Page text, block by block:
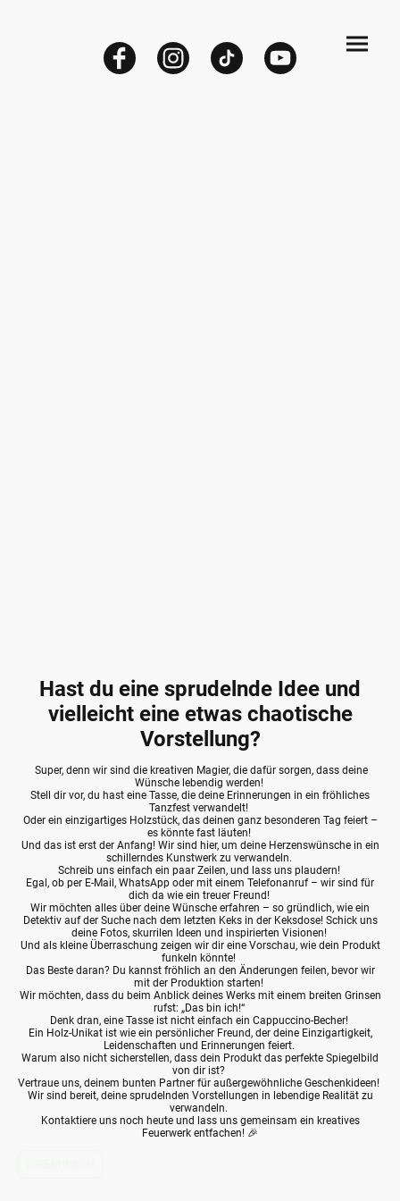
Hast du eine sprudelnde Idee und
vielleicht eine etwas chaotische
Vorstellung?
Super, denn wir sind die kreativen Magier, die dafür sorgen, dass deine
Wünsche lebendig werden!
Stell dir vor, du hast eine Tasse, die deine Erinnerungen in ein fröhliches
Tanzfest verwandelt!
Oder ein einzigartiges Holzstück, das deinen ganz besonderen Tag feiert –
es könnte fast läuten!
Und das ist erst der Anfang! Wir sind hier, um deine Herzenswünsche in ein
schillerndes Kunstwerk zu verwandeln.
Schreib uns einfach ein paar Zeilen, und lass uns plaudern!
Egal, ob per E-Mail, WhatsApp oder mit einem Telefonanruf – wir sind für
dich da wie ein treuer Freund!
Wir möchten alles über deine Wünsche erfahren – so gründlich, wie ein
Detektiv auf der Suche nach dem letzten Keks in der Keksdose! Schick uns
deine Fotos, skurrilen Ideen und inspirierten Visionen!
Und als kleine Überraschung zeigen wir dir eine Vorschau, wie dein Produkt
funkeln könnte!
Das Beste daran? Du kannst fröhlich an den Änderungen feilen, bevor wir
mit der Produktion starten!
Wir möchten, dass du beim Anblick deines Werks mit einem breiten Grinsen
rufst: „Das bin ich!“
Denk dran, eine Tasse ist nicht einfach ein Cappuccino-Becher!
Ein Holz-Unikat ist wie ein persönlicher Freund, der deine Einzigartigkeit,
Leidenschaften und Erinnerungen feiert.
Warum also nicht sicherstellen, dass dein Produkt das perfekte Spiegelbild
von dir ist?
Vertraue uns, deinem bunten Partner für außergewöhnliche Geschenkideen!
Wir sind bereit, deine sprudelnden Vorstellungen in lebendige Realität zu
verwandeln.
Kontaktiere uns noch heute und lass uns gemeinsam ein kreatives
Feuerwerk entfachen! 🎉